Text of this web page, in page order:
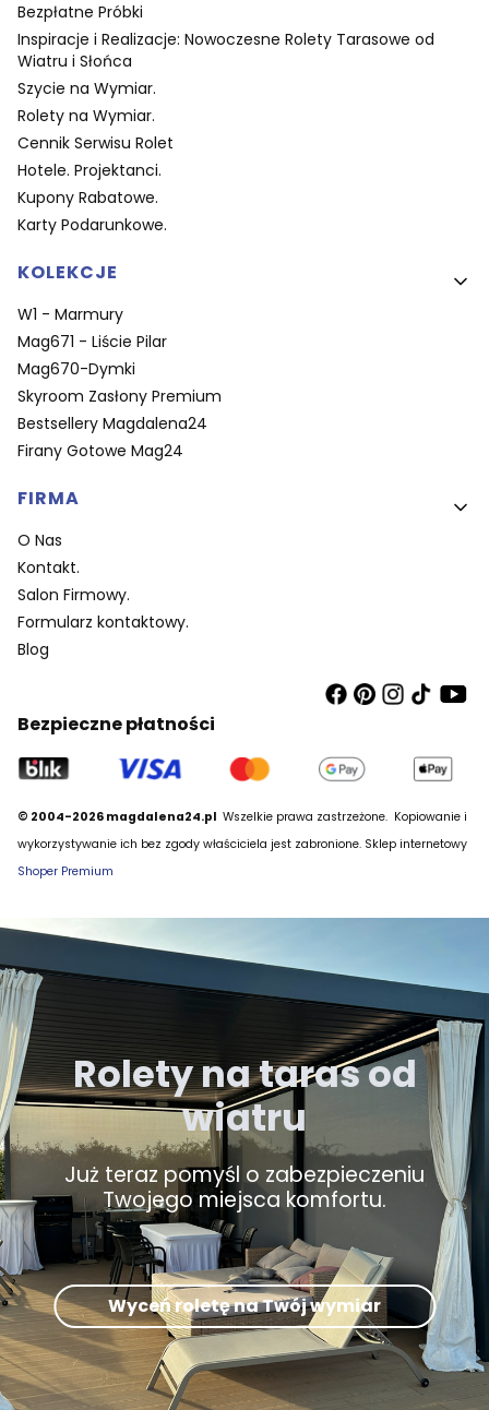
Bezpłatne Próbki
Inspiracje i Realizacje: Nowoczesne Rolety Tarasowe od
Wiatru i Słońca
Szycie na Wymiar.
Rolety na Wymiar.
Cennik Serwisu Rolet
Hotele. Projektanci.
Kupony Rabatowe.
Karty Podarunkowe.
KOLEKCJE
W1 - Marmury
Mag671 - Liście Pilar
Mag670-Dymki
Skyroom Zasłony Premium
Bestsellery Magdalena24
Firany Gotowe Mag24
FIRMA
O Nas
Kontakt.
Salon Firmowy.
Formularz kontaktowy.
Blog
Bezpieczne płatności
© 2004-2026 magdalena24.pl Wszelkie prawa zastrzeżone. Kopiowanie i
wykorzystywanie ich bez zgody właściciela jest zabronione. Sklep internetowy
Shoper Premium
Rolety na taras od
wiatru
Już teraz pomyśl o zabezpieczeniu
Twojego miejsca komfortu.
Wyceń roletę na Twój wymiar